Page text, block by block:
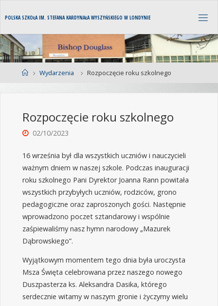
POLSKA SZKOŁA IM. STEFANA KARDYNAŁA WYSZYŃSKIEGO W LONDYNIE
Wydarzenia Rozpoczęcie roku szkolnego
Rozpoczęcie roku szkolnego
02/10/2023
16 września był dla wszystkich uczniów i nauczycieli
ważnym dniem w naszej szkole. Podczas inauguracji
roku szkolnego Pani Dyrektor Joanna Rann powitała
wszystkich przybyłych uczniów, rodziców, grono
pedagogiczne oraz zaproszonych gości. Następnie
wprowadzono poczet sztandarowy i wspólnie
zaśpiewaliśmy nasz hymn narodowy „Mazurek
Dąbrowskiego”.
Wyjątkowym momentem tego dnia była uroczysta
Msza Święta celebrowana przez naszego nowego
Duszpasterza ks. Aleksandra Dasika, którego
serdecznie witamy w naszym gronie i życzymy wielu